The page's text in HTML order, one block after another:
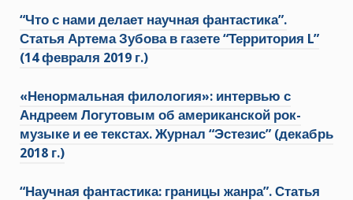
“Что с нами делает научная фантастика”.
Статья Артема Зубова в газете “Территория L”
(14 февраля 2019 г.)
«Ненормальная филология»: интервью с
Андреем Логутовым об американской рок-
музыке и ее текстах. Журнал “Эстезис” (декабрь
2018 г.)
“Научная фантастика: границы жанра”. Статья